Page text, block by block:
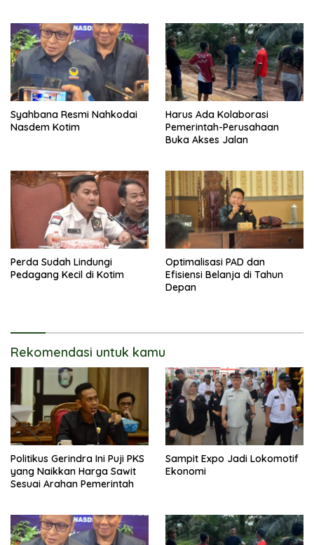
Syahbana Resmi Nahkodai
Nasdem Kotim
Harus Ada Kolaborasi
Pemerintah-Perusahaan
Buka Akses Jalan
Perda Sudah Lindungi
Pedagang Kecil di Kotim
Optimalisasi PAD dan
Efisiensi Belanja di Tahun
Depan
Rekomendasi untuk kamu
Politikus Gerindra Ini Puji PKS
yang Naikkan Harga Sawit
Sesuai Arahan Pemerintah
Sampit Expo Jadi Lokomotif
Ekonomi